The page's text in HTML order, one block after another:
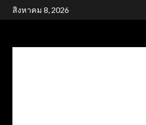
Skipสิงหาคม 8, 2026